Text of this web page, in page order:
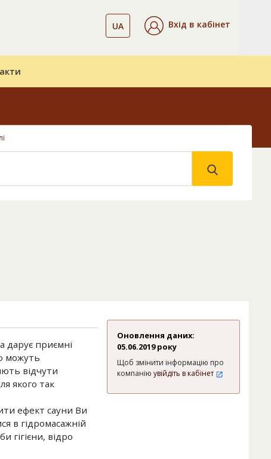
UA Вхід в кабінет
дарує приємні
можуть
відчути
якого так
ефект сауни Ви
в гідромасажній
гігієни, відро
Оновлення даних:
05.06.2019 року
Щоб змінити інформацію про
компанію увійдіть в кабінет